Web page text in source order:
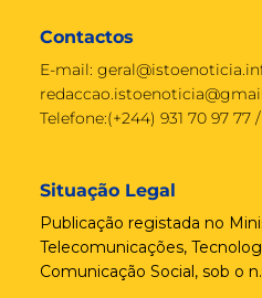
Contactos
E-mail:
Telefone:(+244) 931 70 97 77
Situação Legal
Publicação registada no
Telecomunicações,
Comunicação Social, sob o